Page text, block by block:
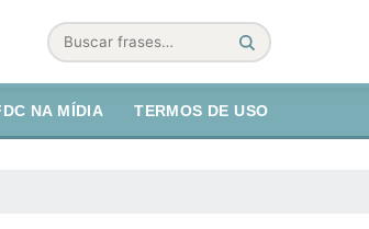
Buscar
NA MÍDIA TERMOS DE USO